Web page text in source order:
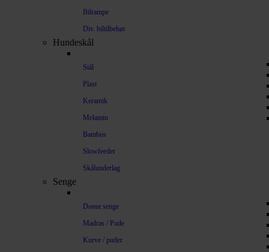
Bilrampe
Div. biltilbehør
Hundeskål
Stål
Plast
Keramik
Melamin
Bambus
Slowfeeder
Skålunderlag
Senge
Donut senge
Madras / Pude
Kurve / puder